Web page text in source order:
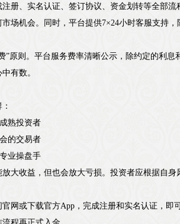
册、实名认证、签订协议、资金划转等全部
场机会。同时，平台提供7×24小时客服支持，
”原则。平台服务费率清晰公示，除约定的利
有数。
熟投资者
的交易者
业操盘手
大收益，但也会放大亏损。投资者应根据自身
网或下载官方App，完成注册和实名认证，